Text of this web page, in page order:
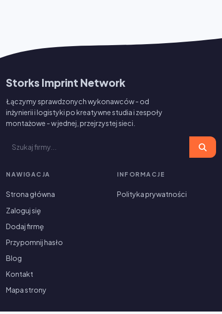
Storks Imprint Network
Łączymy sprawdzonych wykonawców - od
inżynierii i logistyki po kreatywne studia i zespoły
montażowe - w jednej, przejrzystej sieci.
NAWIGACJA
Strona główna
Zaloguj się
Dodaj firmę
Przypomnij hasło
Blog
Kontakt
Mapa strony
INFORMACJE
Polityka prywatności